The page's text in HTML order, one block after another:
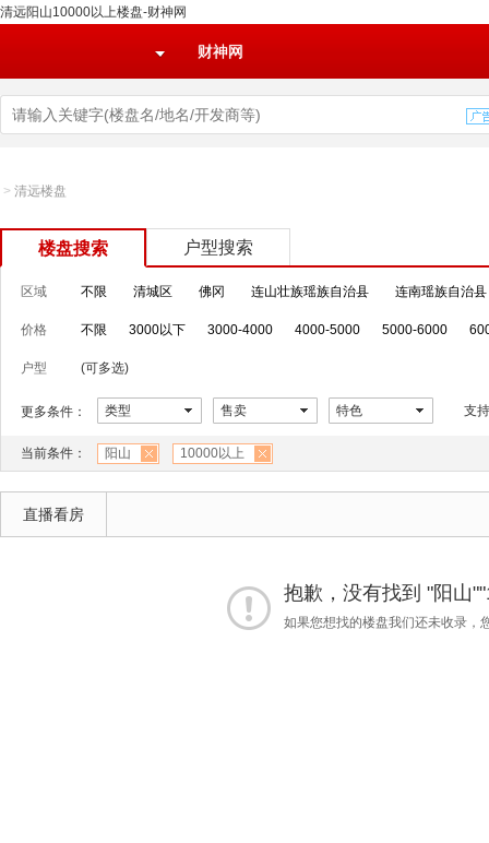
清远阳山10000以上楼盘-财神网
财神网
> 清远楼盘
楼盘搜索 户型搜索
区域 不限 清城区 佛冈 连山壮族瑶族自治县 连南瑶族自治县
价格 不限 3000以下 3000-4000 4000-5000 5000-6000
户型 (可多选)
更多条件： 类型 售卖 特色 支
当前条件： 阳山 10000以上
直播看房
抱歉，没有找到 "阳山
如果您想找的楼盘我们还未收录，